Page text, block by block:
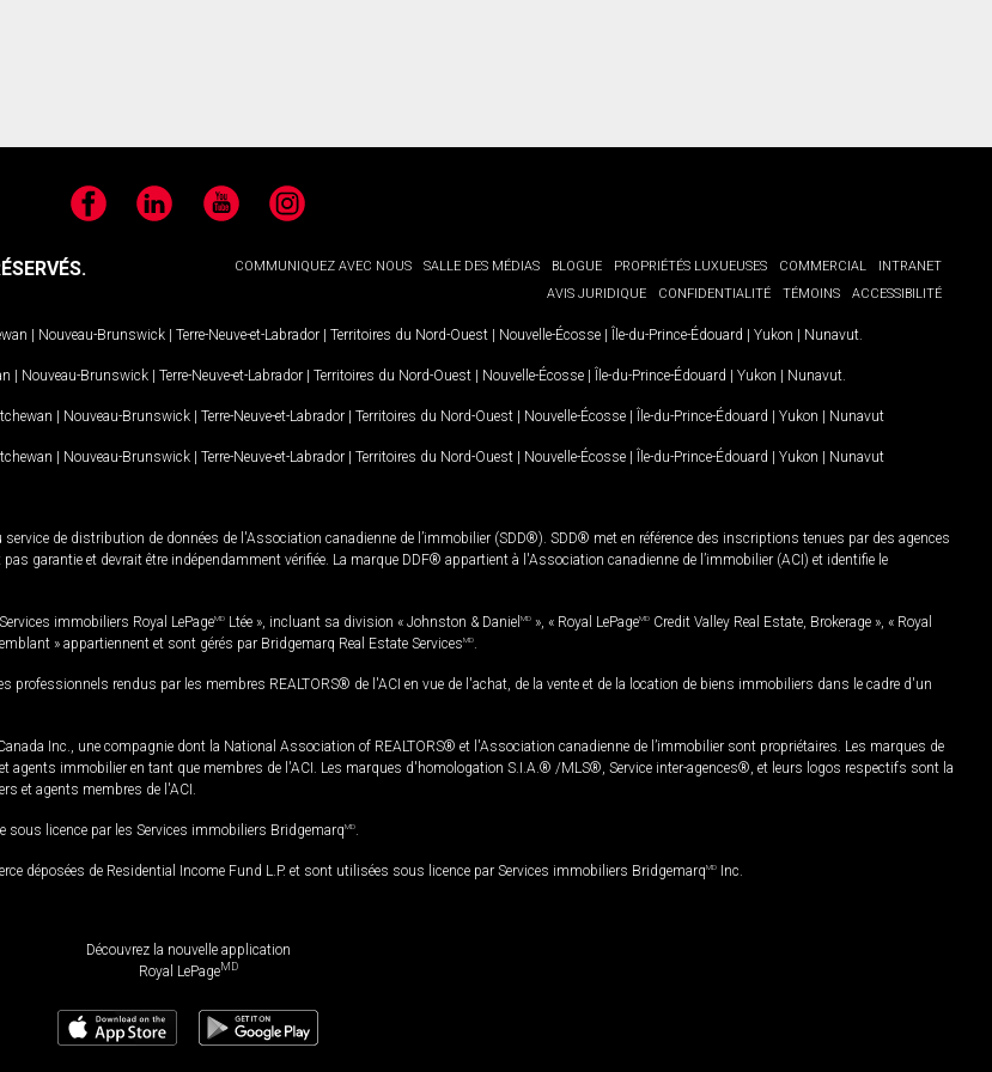
FacebookLinkedIn YouTubeInstagram
COMMUNIQUEZ AVEC NOUS SALLE DES MÉDIAS BLOGUE PROPRIÉTÉS LUXUEUSES COMMERCIAL
INTRANET
AVIS JURIDIQUE
CONFIDENTIALITÉ TÉMOINS ACCESSIBILITÉ
| Nouveau-Brunswick | Terre-Neuve-et-Labrador | Territoires du Nord-Ouest | Nouvelle-Écosse | Île-du-Prince-Édouard | Yukon | Nunavut
| Nouveau-Brunswick | Terre-Neuve-et-Labrador | Territoires du Nord-Ouest | Nouvelle-Écosse | Île-du-Prince-Édouard | Yukon | Nunavut
| Nouveau-Brunswick | Terre-Neuve-et-Labrador | Territoires du Nord-Ouest | Nouvelle-Écosse | Île-du-Prince-Édouard | Yukon | Nunavut
| Nouveau-Brunswick | Terre-Neuve-et-Labrador | Territoires du Nord-Ouest | Nouvelle-Écosse | Île-du-Prince-Édouard | Yukon | Nunavut
service de distribution de données de l'Association canadienne de l’immobilier (SDD®). SDD® met en référence des inscriptions tenues par des agences
garantie et devrait être indépendamment vérifiée. La marque DDF® appartient à l'Association canadienne de l’immobilier (ACI) et identifie le
immobiliers Royal LePageMD Ltée », incluant sa division « Johnston & Daniel MD », « Royal LePageMD Credit Valley Real Estate, Brokerage », « Royal
» appartiennent et sont gérés par Bridgemarq Real Estate ServicesMD
rendus par les membres REALTORS® de l'ACI en vue de l'achat, de la vente et de la location de biens immobiliers dans le cadre d'un
Inc., une compagnie dont la National Association of REALTORS® et l'Association canadienne de l’immobilier sont propriétaires. Les marques de
immobilier en tant que membres de l'ACI. Les marques d'homologation S.I.A.® /MLS®, Service inter-agences®, et leurs logos respectifs sont la
et agents membres de l'ACI.
sous licence par les Services immobiliers BridgemarqMD
déposées de Residential Income Fund L.P. et sont utilisées sous licence par Services immobiliers BridgemarqMD Inc.
Découvrez la nouvelle application
Royal LePageMD